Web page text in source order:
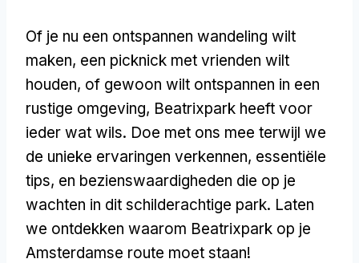
Of je nu een ontspannen wandeling wilt
maken, een picknick met vrienden wilt
houden, of gewoon wilt ontspannen in een
rustige omgeving, Beatrixpark heeft voor
ieder wat wils. Doe met ons mee terwijl we
de unieke ervaringen verkennen, essentiële
tips, en bezienswaardigheden die op je
wachten in dit schilderachtige park. Laten
we ontdekken waarom Beatrixpark op je
Amsterdamse route moet staan!